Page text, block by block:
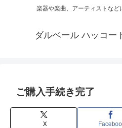
楽器や楽曲、アーティストな
ダルベール ハッコー
ご購入手続き完了
X